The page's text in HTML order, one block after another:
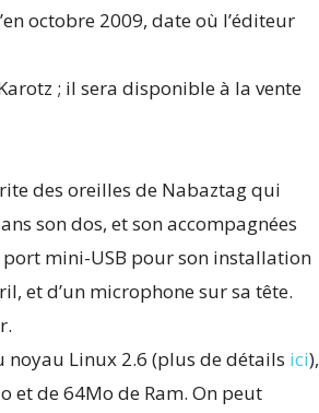
octobre 2009, date où l’éditeur
; il sera disponible à la vente
des oreilles de Nabaztag qui
son dos, et son accompagnées
mini-USB pour son installation
et d’un microphone sur sa tête.
noyau Linux 2.6 (plus de détails ici),
et de 64Mo de Ram. On peut